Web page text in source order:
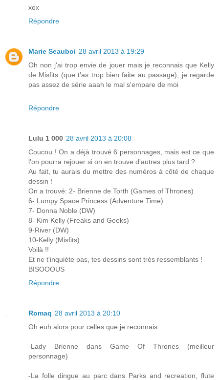
xox
Répondre
Marie Seauboi 28 avril 2013 à 19:29
Oh non j'ai trop envie de jouer mais je reconnais que Kelly
de Misfits (que t'as trop bien faite au passage), je regarde
pas assez de série aaah le mal s'empare de moi
Répondre
Lulu 1 000 28 avril 2013 à 20:08
Coucou ! On a déjà trouvé 6 personnages, mais est ce que
l'on pourra rejouer si on en trouve d'autres plus tard ?
Au fait, tu aurais du mettre des numéros à côté de chaque
dessin !
On a trouvé: 2- Brienne de Torth (Games of Thrones)
6- Lumpy Space Princess (Adventure Time)
7- Donna Noble (DW)
8- Kim Kelly (Freaks and Geeks)
9-River (DW)
10-Kelly (Misfits)
Voilà !!
Et ne t'inquiète pas, tes dessins sont très ressemblants !
BISOOOUS
Répondre
Romaq 28 avril 2013 à 20:10
Oh euh alors pour celles que je reconnais:
-Lady Brienne dans Game Of Thrones (meilleur
personnage)
-La folle dingue au parc dans Parks and recreation, flute